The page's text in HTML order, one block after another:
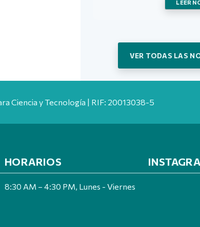
LEER
VER TODAS LAS
Ciencia y Tecnología | RIF: 20013038-5
HORARIOS
8:30 AM – 4:30 PM, Lunes - Viernes